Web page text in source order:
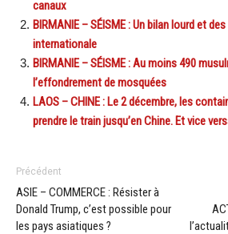
canaux
BIRMANIE – SÉISME : Un bilan lourd et
internationale
BIRMANIE – SÉISME : Au moins 490
l’effondrement de mosquées
LAOS – CHINE : Le 2 décembre, les
prendre le train jusqu’en Chine. Et vice
Précédent
ASIE – COMMERCE : Résister à
Donald Trump, c’est possible pour
les pays asiatiques ?